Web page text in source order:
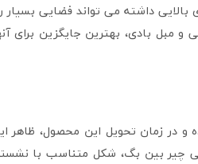
داشته می تواند فضایی بسیار
و مبل بادی، بهترین جایگزین
زمان تحویل این محصول، ظاهر
چیر بین بگ، شکل متناسب با